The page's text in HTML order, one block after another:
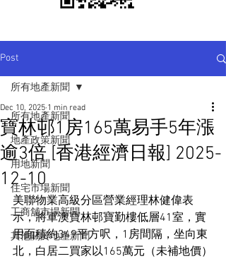
Post
所有地產新聞
地產政策新聞
用地新聞
住宅市場新聞
工商舖市場新聞
其他關於地產新聞
所有地產新聞
寶林邨1房165萬易手5年漲
逾3倍 [香港經濟日報] 2025-
12-10
Dec 10, 2025 1 min read
美聯物業高級分區營業經理林健偉表
示，將軍澳寶林邨寶勤樓低層41室，實
用面積約349平方呎，1房間隔，坐向東
北，白居二買家以165萬元（未補地價）